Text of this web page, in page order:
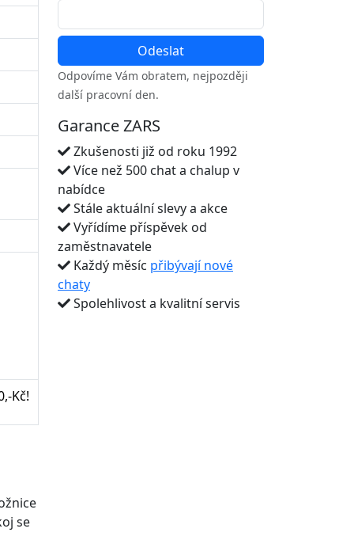
Kč!
se
Odpovíme Vám obratem, nejpozději
další pracovní den.
Garance ZARS
Zkušenosti již od roku 1992
Více než 500 chat a chalup v
nabídce
Stále aktuální slevy a akce
Vyřídíme příspěvek od
zaměstnavatele
Každý měsíc přibývají nové
chaty
Spolehlivost a kvalitní servis